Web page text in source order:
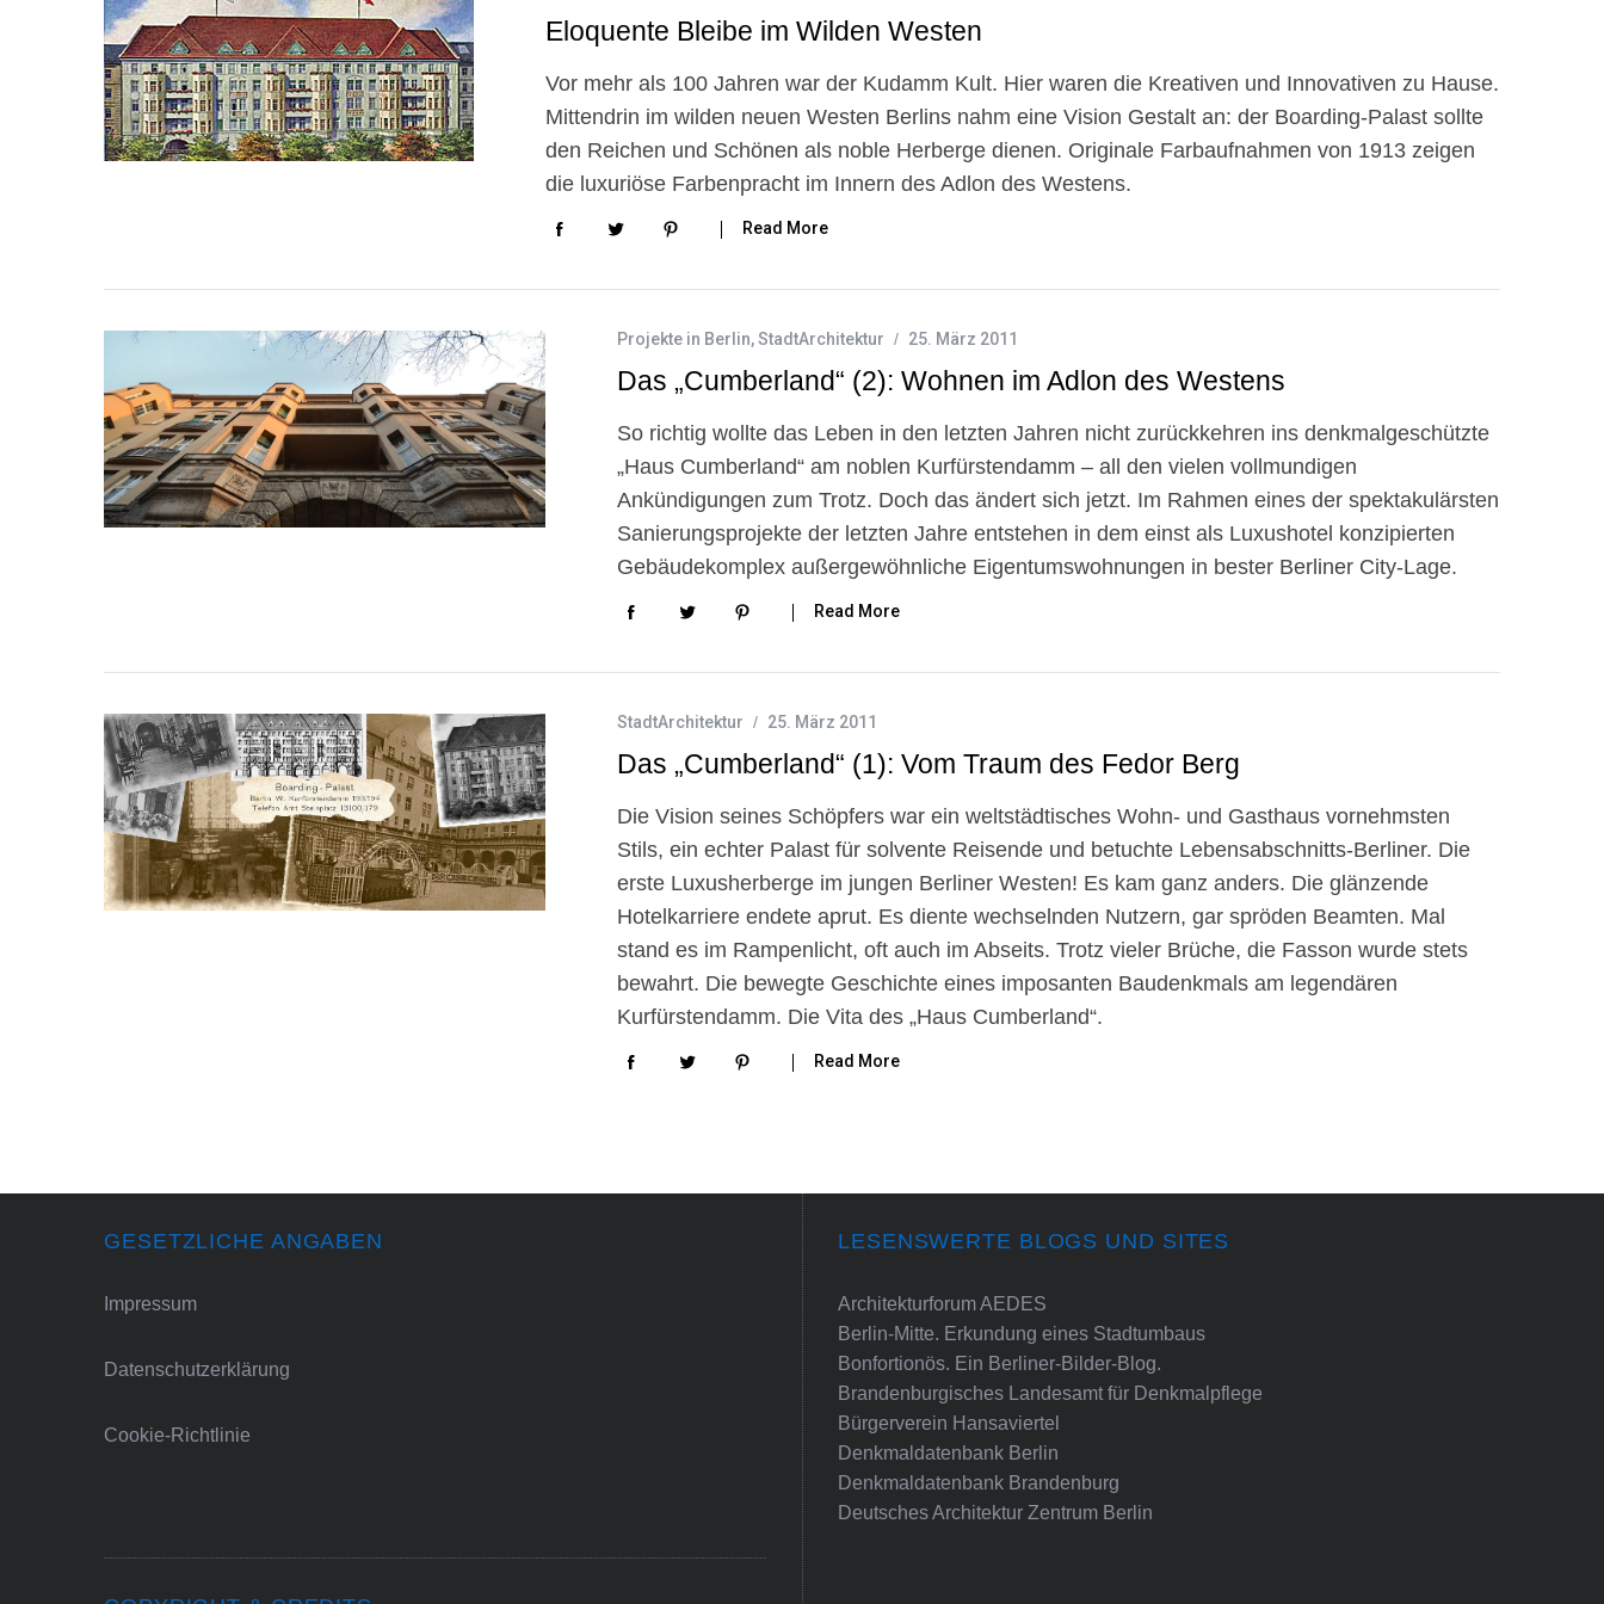
Eloquente Bleibe im Wilden Westen
Vor mehr als 100 Jahren war der Kudamm Kult. Hier waren die Kreativen und Innovativen zu Hause.
Mittendrin im wilden neuen Westen Berlins nahm eine Vision Gestalt an: der Boarding-Palast sollte
den Reichen und Schönen als noble Herberge dienen. Originale Farbaufnahmen von 1913 zeigen
die luxuriöse Farbenpracht im Innern des Adlon des Westens.
Read More
Projekte in Berlin,StadtArchitektur 25. März 2011
Das „Cumberland“ (2): Wohnen im Adlon des Westens
So richtig wollte das Leben in den letzten Jahren nicht zurückkehren ins denkmalgeschützte
„Haus Cumberland“ am noblen Kurfürstendamm – all den vielen vollmundigen
Ankündigungen zum Trotz. Doch das ändert sich jetzt. Im Rahmen eines der spektakulärsten
Sanierungsprojekte der letzten Jahre entstehen in dem einst als Luxushotel konzipierten
Gebäudekomplex außergewöhnliche Eigentumswohnungen in bester Berliner City-Lage.
Read More
StadtArchitektur 25. März 2011
Das „Cumberland“ (1): Vom Traum des Fedor Berg
Die Vision seines Schöpfers war ein weltstädtisches Wohn- und Gasthaus vornehmsten
Stils, ein echter Palast für solvente Reisende und betuchte Lebensabschnitts-Berliner. Die
erste Luxusherberge im jungen Berliner Westen! Es kam ganz anders. Die glänzende
Hotelkarriere endete aprut. Es diente wechselnden Nutzern, gar spröden Beamten. Mal
stand es im Rampenlicht, oft auch im Abseits. Trotz vieler Brüche, die Fasson wurde stets
bewahrt. Die bewegte Geschichte eines imposanten Baudenkmals am legendären
Kurfürstendamm. Die Vita des „Haus Cumberland“.
Read More
GESETZLICHE ANGABEN
Impressum
Datenschutzerklärung
Cookie-Richtlinie
LESENSWERTE BLOGS UND SITES
Architekturforum AEDES
Berlin-Mitte. Erkundung eines Stadtumbaus
Bonfortionös. Ein Berliner-Bilder-Blog.
Brandenburgisches Landesamt für Denkmalpflege
Bürgerverein Hansaviertel
Denkmaldatenbank Berlin
Denkmaldatenbank Brandenburg
Deutsches Architektur Zentrum Berlin